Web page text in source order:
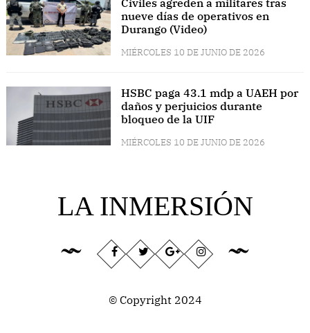
Civiles agreden a militares tras
nueve días de operativos en
Durango (Video)
MIÉRCOLES 10 DE JUNIO DE 2026
HSBC paga 43.1 mdp a UAEH por
daños y perjuicios durante
bloqueo de la UIF
MIÉRCOLES 10 DE JUNIO DE 2026
LA INMERSIÓN
© Copyright 2024